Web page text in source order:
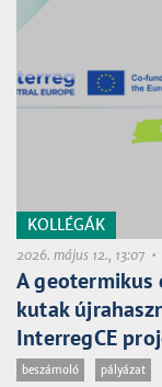
KOLLÉGÁK
2026. május 12., 13:07 •
A geotermikus
kutak
InterregCE
beszámoló pályázat